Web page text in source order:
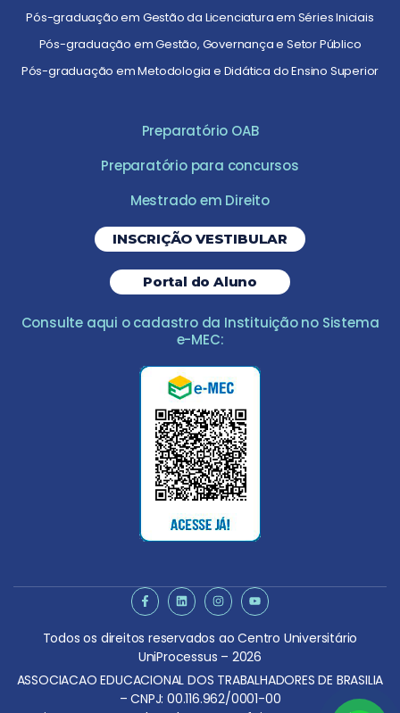
Pós-graduação em Gestão da Licenciatura em Séries Iniciais
Pós-graduação em Gestão, Governança e Setor Público
Pós-graduação em Metodologia e Didática do Ensino Superior
Preparatório OAB
Preparatório para concursos
Mestrado em Direito
INSCRIÇÃO VESTIBULAR
Portal do Aluno
Consulte aqui o cadastro da Instituição no Sistema
e-MEC:
Todos os direitos reservados ao Centro Universitário
UniProcessus – 2026
ASSOCIACAO EDUCACIONAL DOS TRABALHADORES DE BRASILIA
– CNPJ: 00.116.962/0001-00